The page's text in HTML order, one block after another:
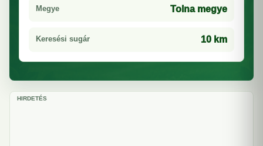
Megye Tolna megye
Keresési sugár 10 km
HIRDETÉS